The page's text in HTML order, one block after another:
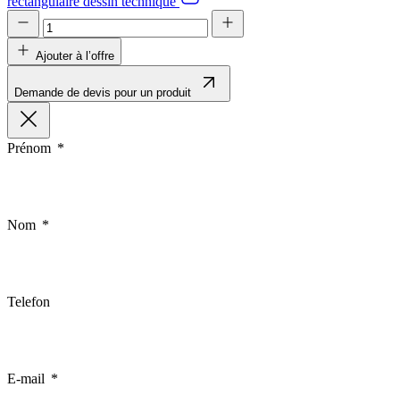
Ajouter à l’offre
Demande de devis pour un produit
Prénom
Nom
Telefon
E-mail